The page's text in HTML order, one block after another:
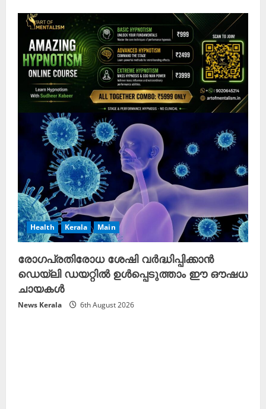
Health Kerala Main
രോഗപ്രതിരോധ ശേഷി വർദ്ധിപ്പിക്കാൻ
ഡെയ്ലി ഡയറ്റിൽ ഉൾപ്പെടുത്താം ഈ ഔഷധ
ചായകൾ
News Kerala 6th August 2026